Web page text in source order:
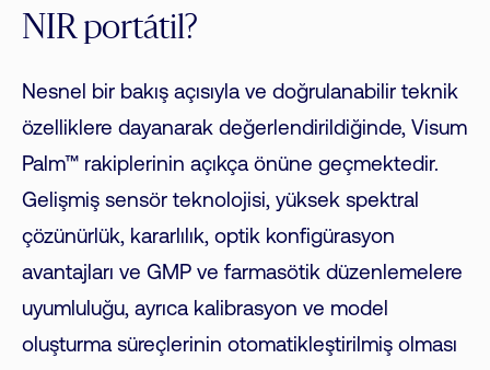
NIR portátil?
Nesnel bir bakış açısıyla ve doğrulanabilir teknik
özelliklere dayanarak değerlendirildiğinde, Visum
Palm™ rakiplerinin açıkça önüne geçmektedir.
Gelişmiş sensör teknolojisi, yüksek spektral
çözünürlük, kararlılık, optik konfigürasyon
avantajları ve GMP ve farmasötik düzenlemelere
uyumluluğu, ayrıca kalibrasyon ve model
oluşturma süreçlerinin otomatikleştirilmiş olması